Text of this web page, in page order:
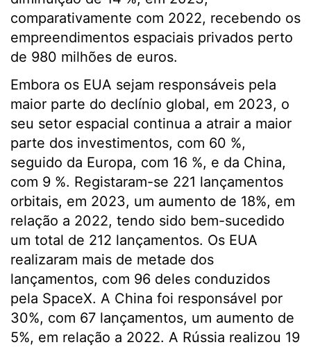
comparativamente com 2022, recebendo os
empreendimentos espaciais privados perto
de 980 milhões de euros.
Embora os EUA sejam responsáveis pela
maior parte do declínio global, em 2023, o
seu setor espacial continua a atrair a maior
parte dos investimentos, com 60 %,
seguido da Europa, com 16 %, e da China,
com 9 %. Registaram-se 221 lançamentos
orbitais, em 2023, um aumento de 18%, em
relação a 2022, tendo sido bem-sucedido
um total de 212 lançamentos. Os EUA
realizaram mais de metade dos
lançamentos, com 96 deles conduzidos
pela SpaceX. A China foi responsável por
30%, com 67 lançamentos, um aumento de
5%, em relação a 2022. A Rússia realizou 19